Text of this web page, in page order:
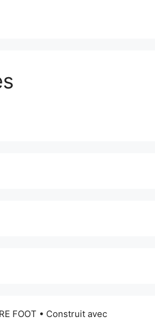
FOOT • Construit avec